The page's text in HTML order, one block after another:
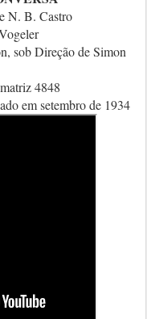
N. B. Castro
sob Direção de Simon
4848
em setembro de 1934